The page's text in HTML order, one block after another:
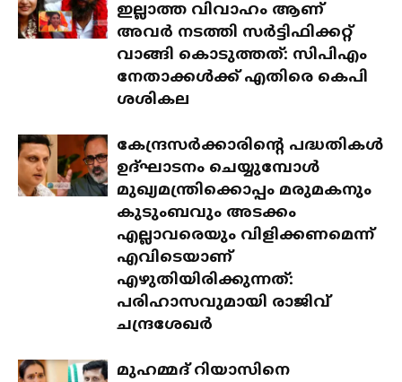
ഇല്ലാത്ത വിവാഹം ആണ്
അവർ നടത്തി സർട്ടിഫിക്കറ്റ്
വാങ്ങി കൊടുത്തത്: സിപിഎം
നേതാക്കൾക്ക് എതിരെ കെപി
ശശികല
കേന്ദ്രസർക്കാരിന്റെ പദ്ധതികൾ
ഉദ്ഘാടനം ചെയ്യുമ്പോൾ
മുഖ്യമന്ത്രിക്കൊപ്പം മരുമകനും
കുടുംബവും അടക്കം
എല്ലാവരെയും വിളിക്കണമെന്ന്
എവിടെയാണ്
എഴുതിയിരിക്കുന്നത്:
പരിഹാസവുമായി രാജിവ്
ചന്ദ്രശേഖർ
മുഹമ്മദ് റിയാസിനെ